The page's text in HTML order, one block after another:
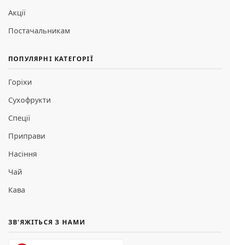
Акції
Постачальникам
ПОПУЛЯРНІ КАТЕГОРІЇ
Горіхи
Сухофрукти
Спеції
Приправи
Насіння
Чай
Кава
ЗВ'ЯЖІТЬСЯ З НАМИ